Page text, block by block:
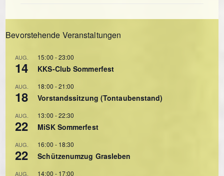
Bevorstehende Veranstaltungen
AUG.
14
15:00 -23:00
KKS-Club Sommerfest
AUG.
18
18:00 -21:00
Vorstandssitzung (Tontaubenstand)
AUG.
22
13:00 -22:30
MiSK Sommerfest
AUG.
22
16:00 - 18:30
Schützenumzug Grasleben
AUG. 14:00 - 17:00